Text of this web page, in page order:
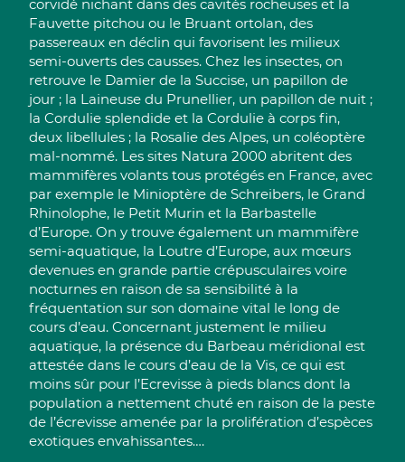
corvidé nichant dans des cavités rocheuses et la
Fauvette pitchou ou le Bruant ortolan, des
passereaux en déclin qui favorisent les milieux
semi-ouverts des causses. Chez les insectes, on
retrouve le Damier de la Succise, un papillon de
jour ; la Laineuse du Prunellier, un papillon de nuit ;
la Cordulie splendide et la Cordulie à corps fin,
deux libellules ; la Rosalie des Alpes, un coléoptère
mal-nommé. Les sites Natura 2000 abritent des
mammifères volants tous protégés en France, avec
par exemple le Minioptère de Schreibers, le Grand
Rhinolophe, le Petit Murin et la Barbastelle
d’Europe. On y trouve également un mammifère
semi-aquatique, la Loutre d’Europe, aux mœurs
devenues en grande partie crépusculaires voire
nocturnes en raison de sa sensibilité à la
fréquentation sur son domaine vital le long de
cours d’eau. Concernant justement le milieu
aquatique, la présence du Barbeau méridional est
attestée dans le cours d’eau de la Vis, ce qui est
moins sûr pour l’Ecrevisse à pieds blancs dont la
population a nettement chuté en raison de la peste
de l’écrevisse amenée par la prolifération d’espèces
exotiques envahissantes….